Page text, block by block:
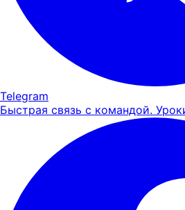
Telegram
Быстрая связь с командой.